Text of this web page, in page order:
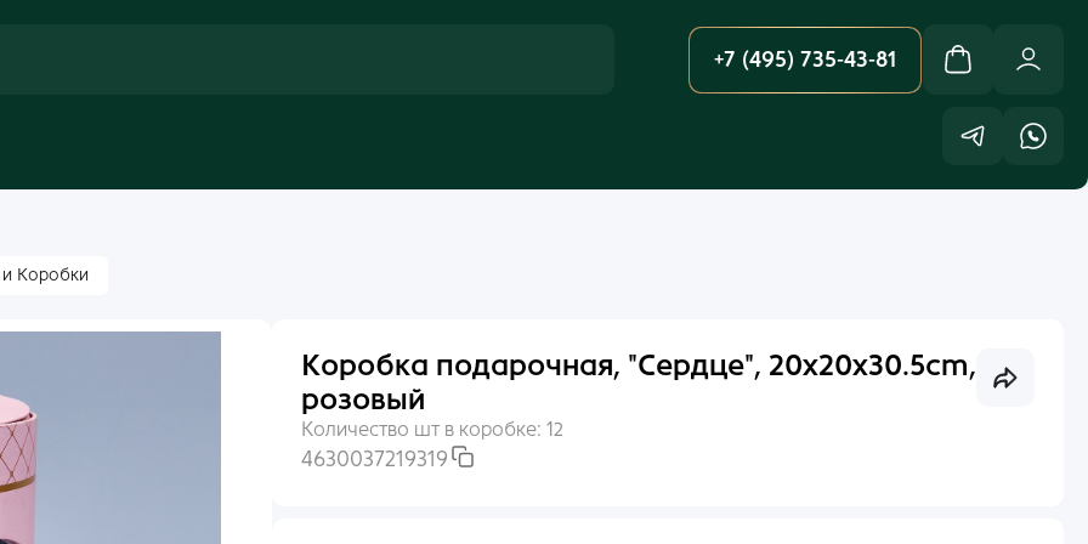
+7 (495) 735-43-81
Коробки
Коробка подарочная, "Сердце", 20x20x30.5cm,
розовый
Количество шт в коробке: 12
4630037219319